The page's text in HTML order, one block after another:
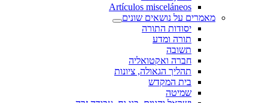
Artículos misceláneos
מאמרים על נושאים שונים
יסודות התורה
תורה ומדע
תשובה
חברה ואקטואליה
תהליך הגאולה, ציונות
בית המקדש
שמיטה